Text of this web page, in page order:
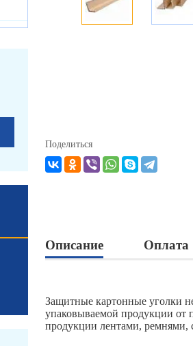
Поделиться
Описание Оплата
Защитные картонные уголки
упаковываемой продукции от
продукции лентами, ремнями,